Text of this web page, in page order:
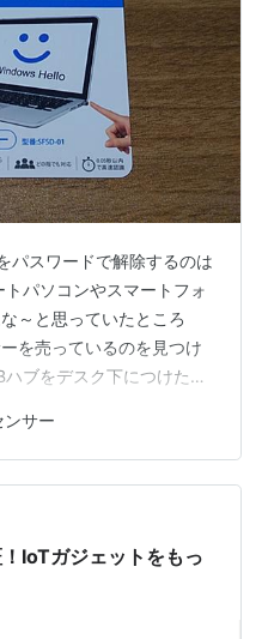
パスワードで解除するのは
パソコンやスマートフォ
～と思っていたところ
を売っているのを見つけ
ブをデスク下につけた
ンサー
IoTガジェットをもっ